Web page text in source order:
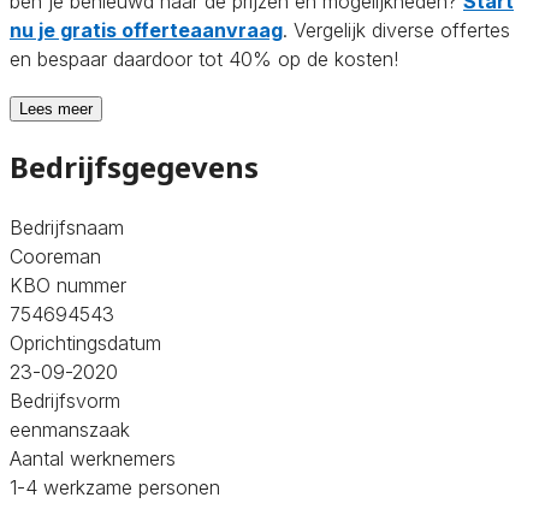
nu je gratis offerteaanvraag. Vergelijk diverse offertes
en bespaar daardoor tot 40% op de kosten!
Lees meer
Bedrijfsgegevens
Bedrijfsnaam
Cooreman
KBO nummer
754694543
Oprichtingsdatum
23-09-2020
Bedrijfsvorm
eenmanszaak
Aantal werknemers
1-4 werkzame personen